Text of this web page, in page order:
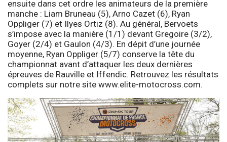
ensuite dans cet ordre les animateurs de la première
manche : Liam Bruneau (5), Arno Cazet (6), Ryan
Oppliger (7) et Ilyes Ortiz (8). Au général, Bervoets
s’impose avec la manière (1/1) devant Gregoire (3/2),
Goyer (2/4) et Gaulon (4/3). En dépit d’une journée
moyenne, Ryan Oppliger (5/7) conserve la tête du
championnat avant d’attaquer les deux dernières
épreuves de Rauville et Iffendic. Retrouvez les résultats
complets sur notre site www.elite-motocross.com.